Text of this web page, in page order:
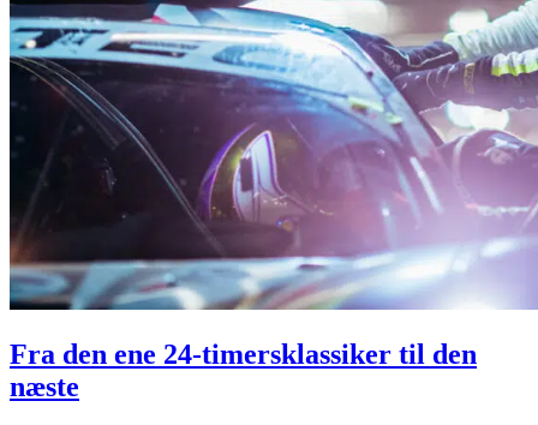
Fra den ene 24-timersklassiker til den
næste